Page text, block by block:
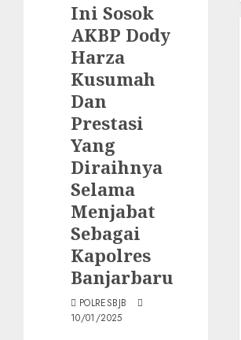
Ini Sosok
AKBP Dody
Harza
Kusumah
Dan
Prestasi
Yang
Diraihnya
Selama
Menjabat
Sebagai
Kapolres
Banjarbaru
POLRESBJB
10/01/2025